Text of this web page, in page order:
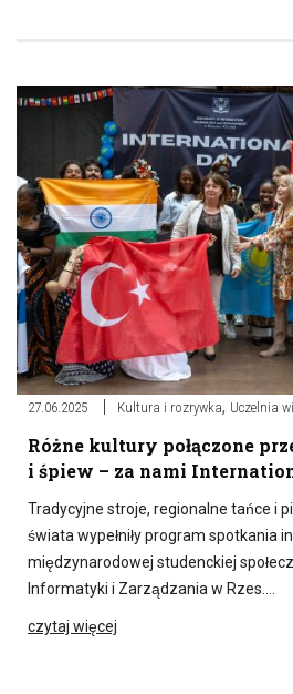
27.06.2025 Kultura i rozrywka, Uczelnia
Różne kultury połączone
i śpiew – za nami
Tradycyjne stroje, regionalne tańce i
świata wypełniły program spotkania
międzynarodowej studenckiej
Informatyki i Zarządzania w Rzes….
czytaj więcej